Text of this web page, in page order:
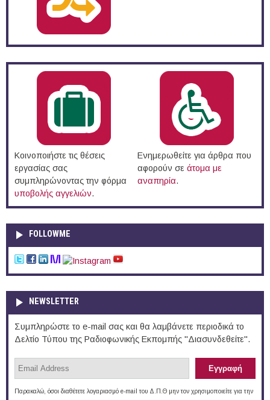
Κοινοποιήστε τις θέσεις
εργασίας σας
συμπληρώνοντας την φόρμα
υποβολής αγγελιών.
Ενημερωθείτε για άρθρα που
αφορούν σε άτομα με
αναπηρία.
FOLLOWME
NEWSLETTER
Συμπληρώστε το e-mail σας και θα λαμβάνετε περιοδικά το
Δελτίο Τύπου της Ραδιοφωνικής Εκπομπής "Διασυνδεθείτε".
Παρακαλώ, όσοι διαθέτετε λογαριασμό e-mail του Δ.Π.Θ μην τον χρησιμοποιείτε για την